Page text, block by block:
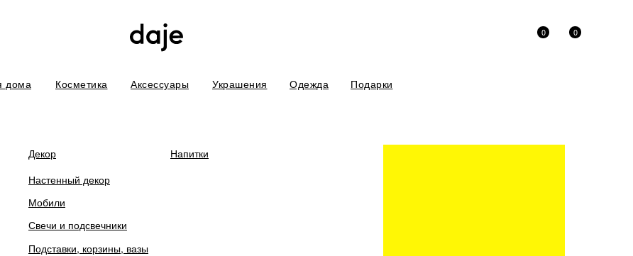
дома Косметика Аксессуары Украшения Одежда Подарки
0
0
Декор
Настенный декор
Мобили
Свечи и подсвечники
Подставки, корзины, вазы
Напитки